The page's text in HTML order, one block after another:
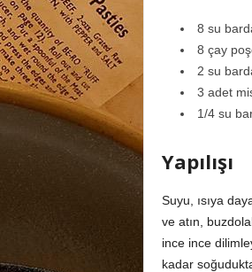
8 su
8 çay
2 su
3 adet
1/4 su
Yapılışı
Suyu, ısıya
ve atın,
ince ince
kadar